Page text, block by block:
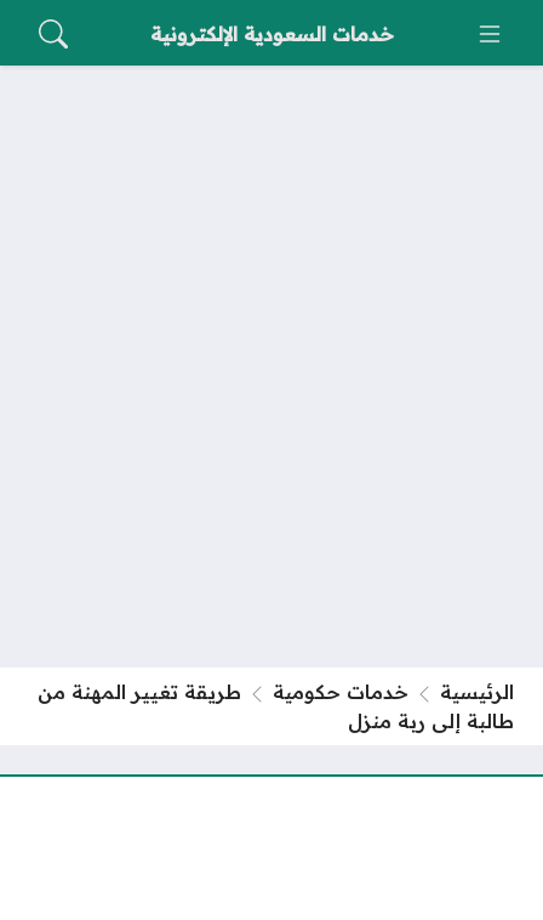
خدمات السعودية الإلكترونية
الرئيسية خدمات حكومية
طريقة تغيير المهنة من
طالبة إلى ربة منزل